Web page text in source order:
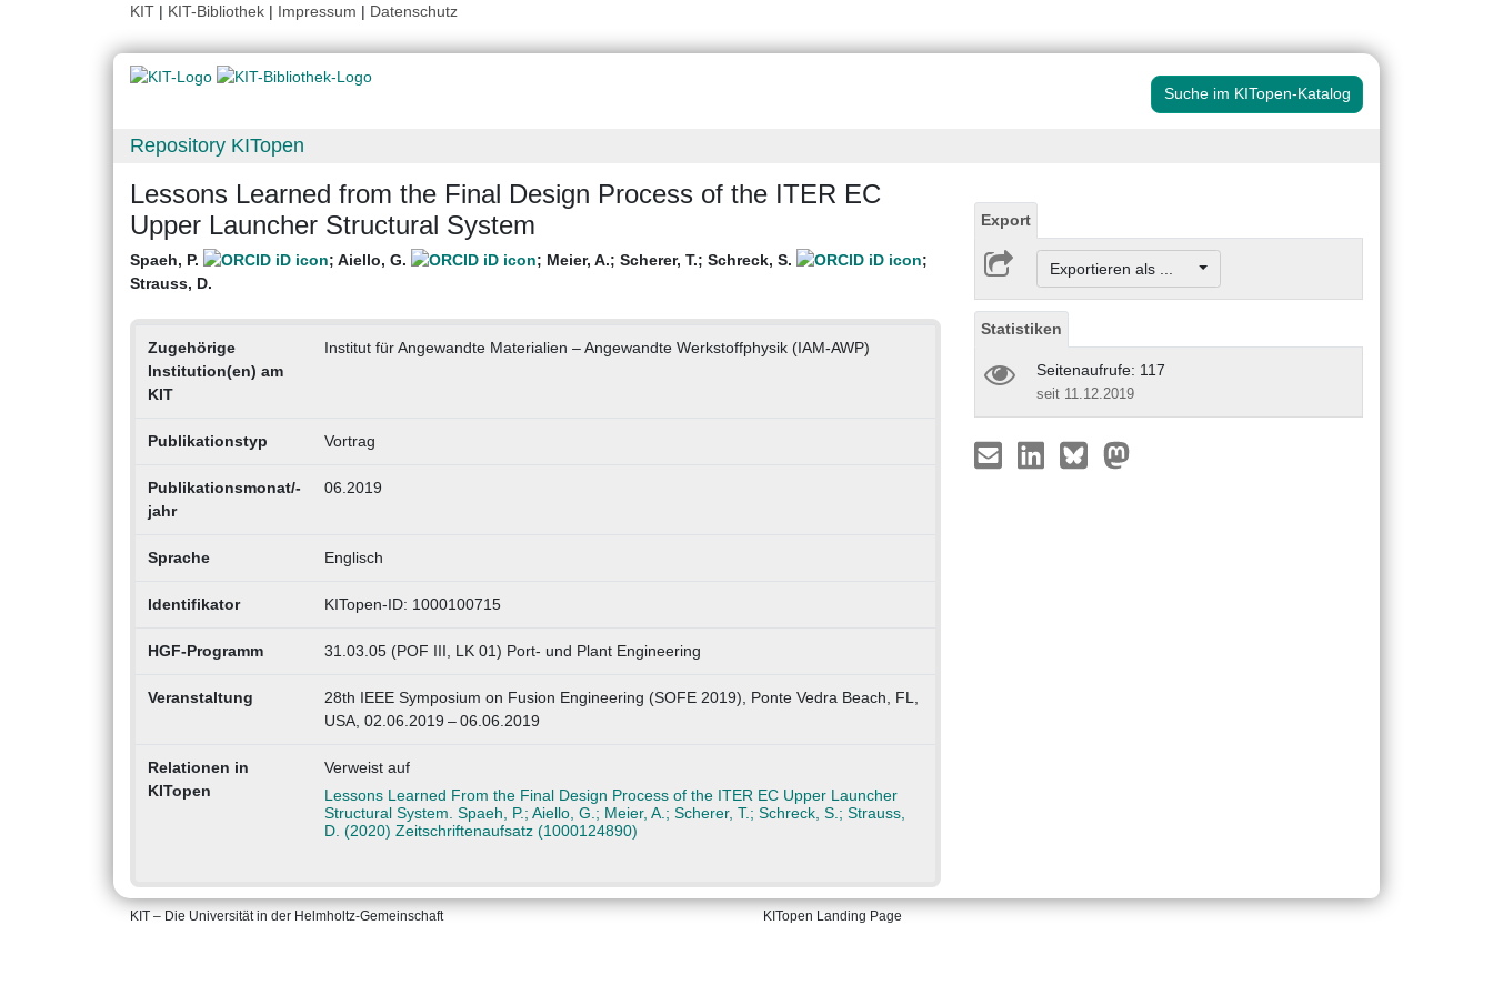
KIT | KIT-Bibliothek | Impressum | Datenschutz
Suche im KITopen-Katalog
Repository KITopen
Lessons Learned from the Final Design Process of the ITER EC
Upper Launcher Structural System
Spaeh, P. ; Aiello, G. ; Meier, A.; Scherer, T.; Schreck, S.
;
Strauss, D.
Zugehörige
Institution(en) am
KIT
Institut für Angewandte Materialien – Angewandte Werkstoffphysik (IAM-AWP)
Publikationstyp Vortrag
Publikationsmonat/-
jahr
06.2019
Sprache Englisch
Identifikator KITopen-ID: 1000100715
HGF-Programm 31.03.05 (POF III, LK 01) Port- und Plant Engineering
Veranstaltung
28th IEEE Symposium on Fusion Engineering (SOFE 2019), Ponte Vedra Beach, FL,
USA, 02.06.2019 – 06.06.2019
Relationen in
KITopen
Verweist auf
Lessons Learned From the Final Design Process of the ITER EC Upper Launcher
Structural System. Spaeh, P.; Aiello, G.; Meier, A.; Scherer, T.; Schreck, S.; Strauss,
D. (2020) Zeitschriftenaufsatz (1000124890)
Export
Exportieren als ...
Statistiken
Seitenaufrufe: 117
seit 11.12.2019
KIT – Die Universität in der Helmholtz-Gemeinschaft KITopen Landing Page